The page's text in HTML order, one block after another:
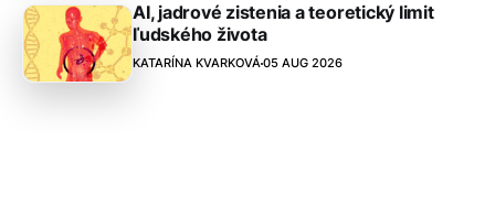
AI, jadrové zistenia a teoretický limit
ľudského života
KATARÍNA KVARKOVÁ05 AUG 2026